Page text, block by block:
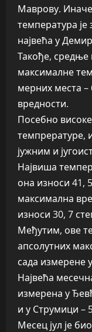
Маврову.
температура
највећа у
Такође,
максималне
мерних места –
вредности.
Посебно
темпрературе,
јужним и
Највиша
она износи 41,
максимална
износи 30, 7
Међутим, ове
апсолутних
сада измерене
Највећа
измерена у
и у Струмици –
Месец јул је